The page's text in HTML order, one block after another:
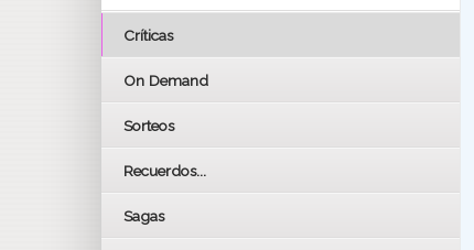
Críticas
On Demand
Sorteos
Recuerdos...
Sagas